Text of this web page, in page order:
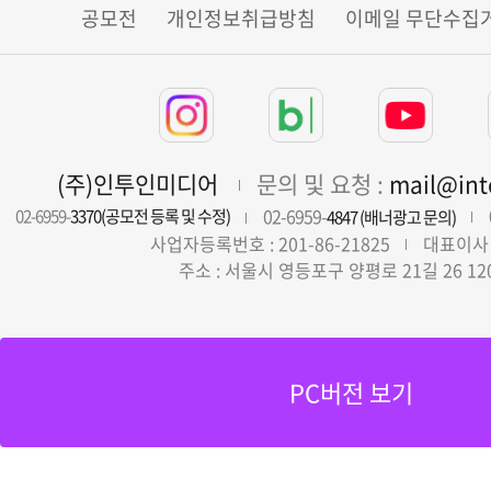
공모전 개인정보취급방침 이메일 무단수집
(주)인투인미디어 문의 및 요청 :
02-6959-3370(공모전 등록 및 수정) 02-6959-4847 (배너광고 문의)
사업자등록번호 : 201-86-21825
대표이
주소 : 서울시 영등포구 양평로 21길 26
PC버전 보기